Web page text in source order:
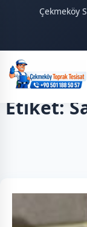
Çekmeköy
Etiket: